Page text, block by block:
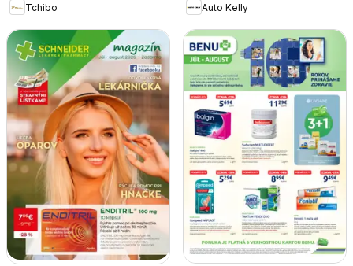
Tchibo
Auto Kelly